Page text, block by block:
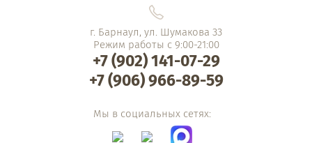
г. Барнаул, ул. Шумакова 33
Режим работы с 9:00-21:00
+7 (902) 141-07-29
+7 (906) 966-89-59
Мы в социальных сетях: